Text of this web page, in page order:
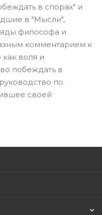
в спорах" и
в "Мысли",
философа и
комментарием к
воля и
побеждать в
по
своей